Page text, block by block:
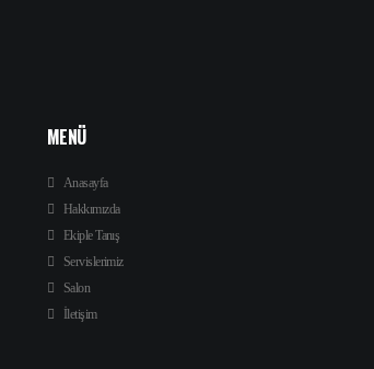
MENÜ
Anasayfa
Hakkımızda
Ekiple Tanış
Servislerimiz
Salon
İletişim